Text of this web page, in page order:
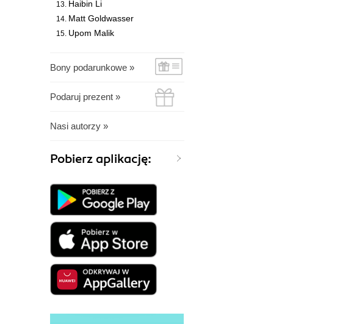
Haibin Li
Matt Goldwasser
Upom Malik
Bony podarunkowe »
Podaruj prezent »
Nasi autorzy »
Pobierz aplikację: